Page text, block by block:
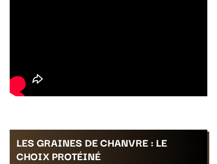
LES GRAINES DE CHANVRE : LE
CHOIX PROTÉINÉ